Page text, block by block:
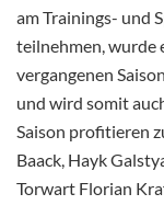
am Trainings- und
teilnehmen, wurde
vergangenen
und wird somit
Saison profitieren
Baack, Hayk
Torwart Florian